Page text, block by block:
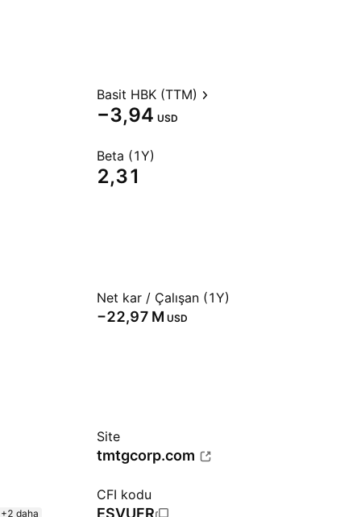
Basit HBK (TTM)
−3,94 USD
Beta (1Y)
2,31
Net kar / Çalışan (1Y)
‪−22,97 M‬ USD
Site
tmtgcorp.com
+2 daha
CFI kodu
ESVUFR